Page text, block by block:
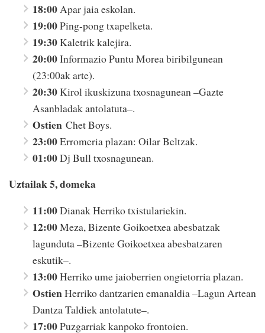
18:00Apar jaia eskolan.
19:00Ping-pong txapelketa.
19:30Kaletrik kalejira.
20:00Informazio Puntu Morea biribilgunean
(23:00ak arte).
20:30Kirol ikuskizuna txosnagunean –Gazte
Asanbladak antolatuta–.
Ostien Chet Boys.
23:00Erromeria plazan: Oilar Beltzak.
01:00Dj Bull txosnagunean.
Uztailak 5, domeka
11:00Dianak Herriko txistulariekin.
12:00Meza, Bizente Goikoetxea abesbatzak
lagunduta –Bizente Goikoetxea abesbatzaren
eskutik–.
13:00Herriko ume jaioberrien ongietorria plazan.
OstienHerriko dantzarien emanaldia –Lagun Artean
Dantza Taldiek antolatute–.
17:00Puzgarriak kanpoko frontoien.